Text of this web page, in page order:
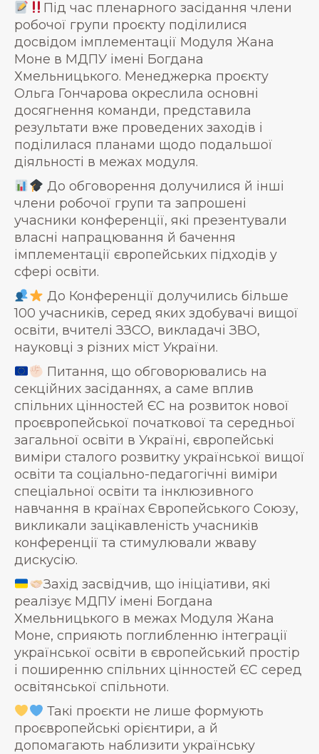
Під час пленарного засідання члени
робочої групи проєкту поділилися
досвідом імплементації Модуля Жана
Моне в МДПУ імені Богдана
Хмельницького. Менеджерка проєкту
Ольга Гончарова окреслила основні
досягнення команди, представила
результати вже проведених заходів і
поділилася планами щодо подальшої
діяльності в межах модуля.
До обговорення долучилися й інші
члени робочої групи та запрошені
учасники конференції, які презентували
власні напрацювання й бачення
імплементації європейських підходів у
сфері освіти.
До Конференції долучились більше
100 учасників, серед яких здобувачі вищої
освіти, вчителі ЗЗСО, викладачі ЗВО,
науковці з різних міст України.
Питання, що обговорювались на
секційних засіданнях, а саме вплив
спільних цінностей ЄС на розвиток нової
проєвропейської початкової та середньої
загальної освіти в Україні, європейські
виміри сталого розвитку української вищої
освіти та соціально-педагогічні виміри
спеціальної освіти та інклюзивного
навчання в країнах Європейського Союзу,
викликали зацікавленість учасників
конференції та стимулювали жваву
дискусію.
Захід засвідчив, що ініціативи, які
реалізує МДПУ імені Богдана
Хмельницького в межах Модуля Жана
Моне, сприяють поглибленню інтеграції
української освіти в європейський простір
і поширенню спільних цінностей ЄС серед
освітянської спільноти.
Такі проєкти не лише формують
проєвропейські орієнтири, а й
допомагають наблизити українську